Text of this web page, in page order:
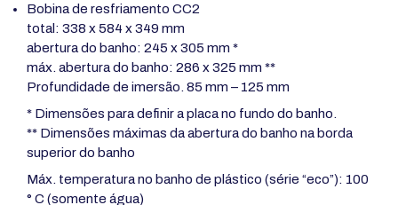
Bobina de resfriamento CC2
total: 338 x 584 x 349 mm
abertura do banho: 245 x 305 mm *
máx. abertura do banho: 286 x 325 mm **
Profundidade de imersão. 85 mm – 125 mm
* Dimensões para definir a placa no fundo do banho.
** Dimensões máximas da abertura do banho na borda
superior do banho
Máx. temperatura no banho de plástico (série “eco”): 100
° C (somente água)